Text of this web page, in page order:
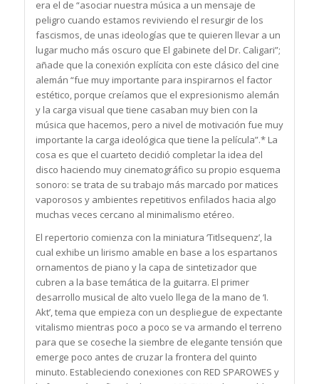
era el de “asociar nuestra música a un mensaje de
peligro cuando estamos reviviendo el resurgir de los
fascismos, de unas ideologías que te quieren llevar a un
lugar mucho más oscuro que El gabinete del Dr. Caligari”;
añade que la conexión explícita con este clásico del cine
alemán “fue muy importante para inspirarnos el factor
estético, porque creíamos que el expresionismo alemán
y la carga visual que tiene casaban muy bien con la
música que hacemos, pero a nivel de motivación fue muy
importante la carga ideológica que tiene la película”.* La
cosa es que el cuarteto decidió completar la idea del
disco haciendo muy cinematográfico su propio esquema
sonoro: se trata de su trabajo más marcado por matices
vaporosos y ambientes repetitivos enfilados hacia algo
muchas veces cercano al minimalismo etéreo.
El repertorio comienza con la miniatura ‘Titlsequenz’, la
cual exhibe un lirismo amable en base a los espartanos
ornamentos de piano y la capa de sintetizador que
cubren a la base temática de la guitarra. El primer
desarrollo musical de alto vuelo llega de la mano de ‘I.
Akt’, tema que empieza con un despliegue de expectante
vitalismo mientras poco a poco se va armando el terreno
para que se coseche la siembre de elegante tensión que
emerge poco antes de cruzar la frontera del quinto
minuto. Estableciendo conexiones con RED SPAROWES y